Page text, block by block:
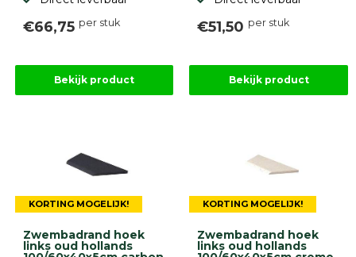
gebaseerd
ervaringen
€66,75 per stuk
Bekijk product
€51,50 per stuk
Bekijk product
KORTING MOGELIJK!
Zwembadrand hoek
links oud hollands
KORTING MOGELIJK!
Zwembadrand hoek
links oud hollands